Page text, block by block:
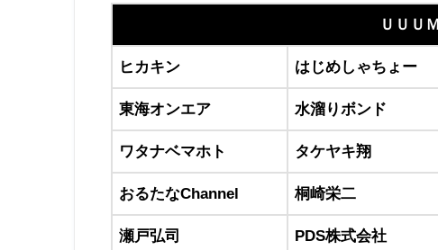
ＵＵＵＭ
ヒカキン はじめしゃちょー
東海オンエア 水溜りボンド
ワタナベマホト タケヤキ翔
おるたなChannel 桐崎栄二
瀬戸弘司 PDS株式会社